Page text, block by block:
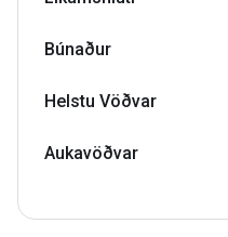
Búnaður
Helstu Vöðvar
Aukavöðvar